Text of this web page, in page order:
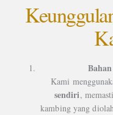
Kami
sendiri,
kambing yang